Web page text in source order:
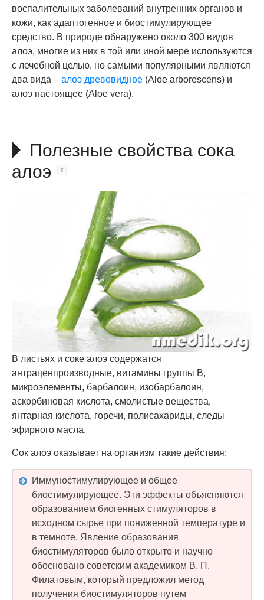
воспалительных заболеваний внутренних органов и
кожи, как адаптогенное и биостимулирующее
средство. В природе обнаружено около 300 видов
алоэ, многие из них в той или иной мере используются
с лечебной целью, но самыми популярными являются
два вида ‒ алоэ древовидное (Aloe arborescens) и
алоэ настоящее (Aloe vera).
Полезные свойства сока
алоэ
В листьях и соке алоэ содержатся
антраценпроизводные, витамины группы B,
микроэлементы, барбалоин, изобарбалоин,
аскорбиновая кислота, смолистые вещества,
янтарная кислота, горечи, полисахариды, следы
эфирного масла.
Сок алоэ оказывает на организм такие действия:
Иммуностимулирующее и общее
биостимулирующее. Эти эффекты объясняются
образованием биогенных стимуляторов в
исходном сырье при пониженной температуре и
в темноте. Явление образования
биостимуляторов было открыто и научно
обосновано советским академиком В. П.
Филатовым, который предложил метод
получения биостимуляторов путем